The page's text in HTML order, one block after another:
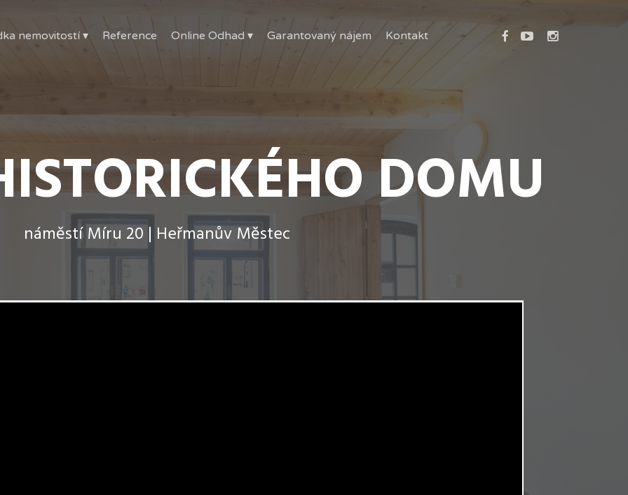
nemovitostí ▾ Reference Online Odhad ▾ Garantovaný nájem Kontakt facebookyoutubeinstagram
DOMU
náměstí Míru 20 | Heřmanův Městec